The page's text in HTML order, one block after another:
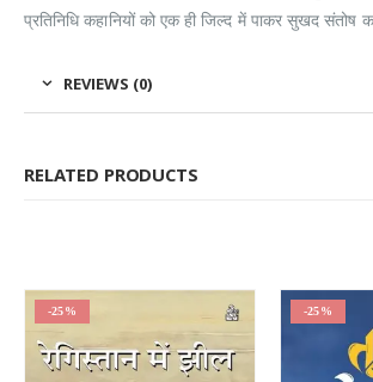
प्रतिनिधि कहानियों को एक ही जिल्द में पाकर सुखद संतोष
REVIEWS (0)
RELATED PRODUCTS
-25% -25%